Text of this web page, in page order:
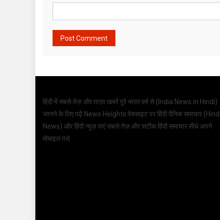
हिंदी में सबसे तेज़ और ताज़ा खबरें पूरे भारत वर्ष से ( India News in Hindi)
जानने के लिए पढ़ें News Heights वेबसाइट पर हिंदी दैनिक समाचार (
News) और हिंदी न्यूज़ पाएं सबसे तेज़ और सटीक हिंदी समाचार सीधे अपने
मोबाइल पर|